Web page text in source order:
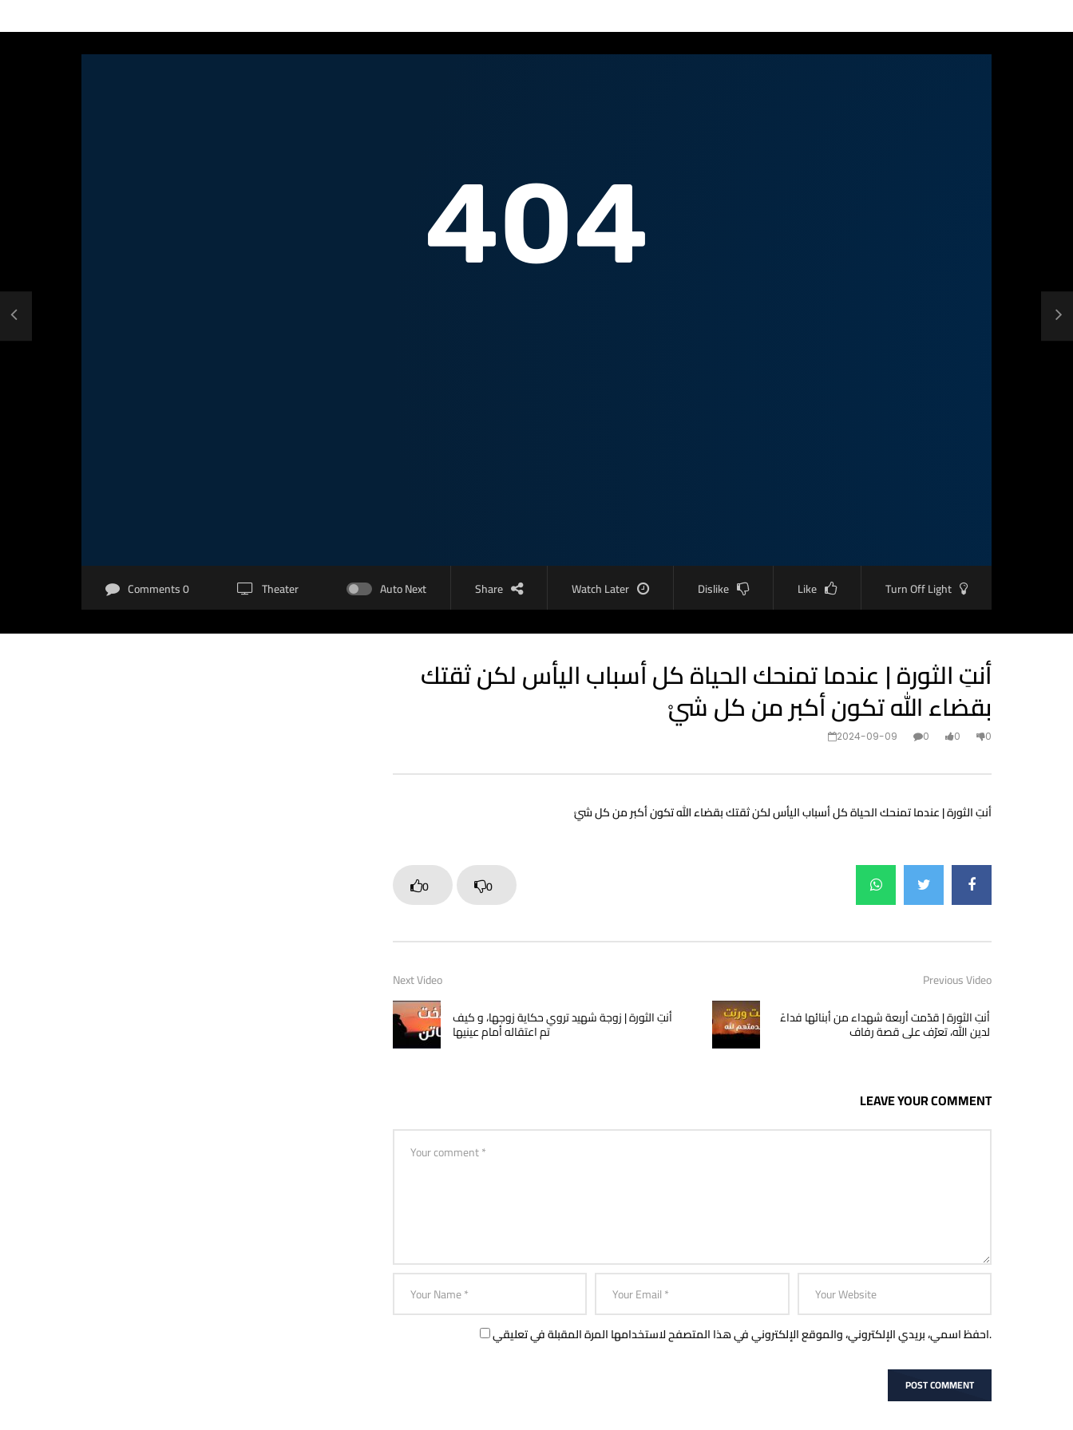
Turn Off Light
Like
Dislike
Watch Later
Share
Auto Next
Theater
0 Comments
أنتِ الثورة | عندما تمنحك الحياة كل أسباب اليأس لكن ثقتك
بقضاء الله تكون أكبر من كل شيْ
2024-09-09 0 0 0
أنتِ الثورة | عندما تمنحك الحياة كل أسباب اليأس لكن ثقتك بقضاء الله تكون أكبر من كل شيْ
0 0
Previous Video
أنتِ الثورة | قدّمت أربعة شهداء من أبنائها فداءً
لدين الله، تعرّف على قصة رفاف
Next Video
أنتِ الثورة | زوجة شهيد تروي حكاية زوجها، و كيف
تم اعتقاله أمام عينيها
LEAVE YOUR COMMENT
احفظ اسمي، بريدي الإلكتروني، والموقع الإلكتروني في هذا المتصفح لاستخدامها المرة المقبلة في تعليقي.